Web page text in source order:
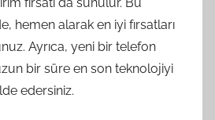
hemen alarak en iyi fırsatları
Ayrıca, yeni bir telefon
bir süre en son teknolojiyi
edersiniz.